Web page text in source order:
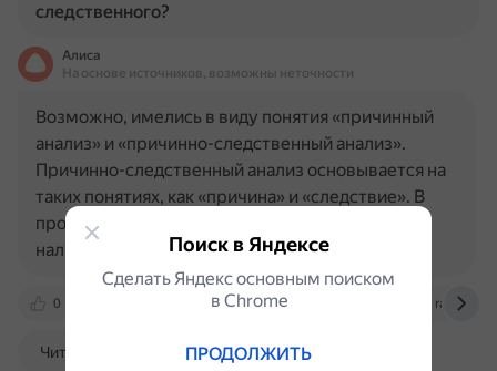
следственного?
Алиса
На основе источников, возможны неточности
0 victor-safronov.ru pqm-online.com ratriz.ru
Возможно, имелись в виду понятия «причинный
анализ» и «причинно-следственный анализ».
Причинно-следственный анализ основывается на
таких понятиях, как «причина» и «следствие». В
процессе взаимодействия двух явлений при
наличии определённых…
Читать далее
Поиск в Яндексе
Сделать Яндекс основным поиском
в Сhrome
ПРОДОЛЖИТЬ